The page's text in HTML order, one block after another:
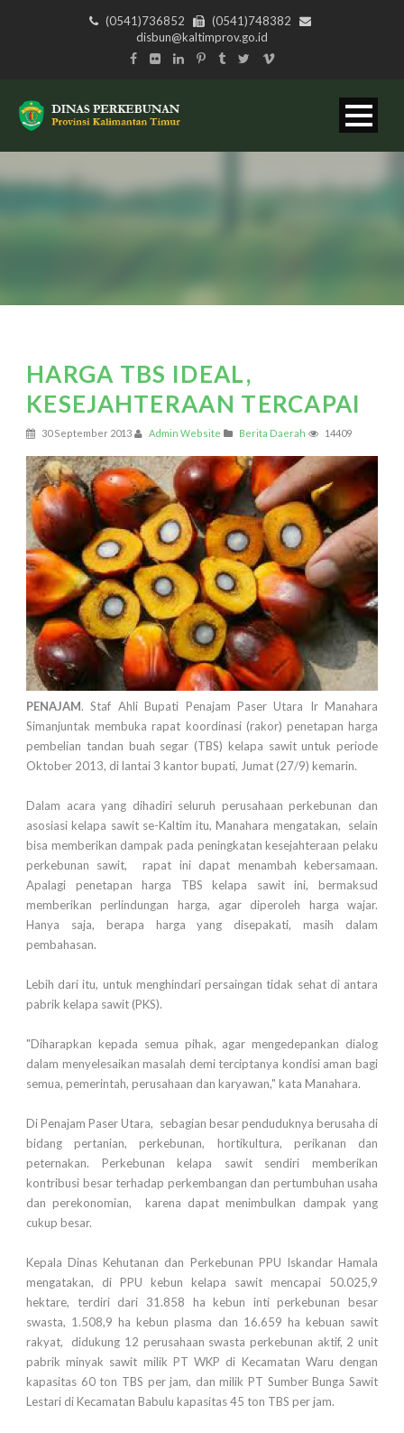
(0541)736852
(0541)748382
disbun@kaltimprov.go.id
HARGA TBS IDEAL,
KESEJAHTERAAN TERCAPAI
30 September 2013 Admin Website Berita Daerah 14409
PENAJAM. Staf Ahli Bupati Penajam Paser Utara Ir Manahara
Simanjuntak membuka rapat koordinasi (rakor) penetapan harga
pembelian tandan buah segar (TBS) kelapa sawit untuk periode
Oktober 2013, di lantai 3 kantor bupati, Jumat (27/9) kemarin.
Dalam acara yang dihadiri seluruh perusahaan perkebunan dan
asosiasi kelapa sawit se-Kaltim itu, Manahara mengatakan, selain
bisa memberikan dampak pada peningkatan kesejahteraan pelaku
perkebunan sawit, rapat ini dapat menambah kebersamaan.
Apalagi penetapan harga TBS kelapa sawit ini, bermaksud
memberikan perlindungan harga, agar diperoleh harga wajar.
Hanya saja, berapa harga yang disepakati, masih dalam
pembahasan.
Lebih dari itu, untuk menghindari persaingan tidak sehat di antara
pabrik kelapa sawit (PKS).
"Diharapkan kepada semua pihak, agar mengedepankan dialog
dalam menyelesaikan masalah demi terciptanya kondisi aman bagi
semua, pemerintah, perusahaan dan karyawan," kata Manahara.
Di Penajam Paser Utara, sebagian besar penduduknya berusaha di
bidang pertanian, perkebunan, hortikultura, perikanan dan
peternakan. Perkebunan kelapa sawit sendiri memberikan
kontribusi besar terhadap perkembangan dan pertumbuhan usaha
dan perekonomian, karena dapat menimbulkan dampak yang
cukup besar.
Kepala Dinas Kehutanan dan Perkebunan PPU Iskandar Hamala
mengatakan, di PPU kebun kelapa sawit mencapai 50.025,9
hektare, terdiri dari 31.858 ha kebun inti perkebunan besar
swasta, 1.508,9 ha kebun plasma dan 16.659 ha kebuan sawit
rakyat, didukung 12 perusahaan swasta perkebunan aktif, 2 unit
pabrik minyak sawit milik PT WKP di Kecamatan Waru dengan
kapasitas 60 ton TBS per jam, dan milik PT Sumber Bunga Sawit
Lestari di Kecamatan Babulu kapasitas 45 ton TBS per jam.